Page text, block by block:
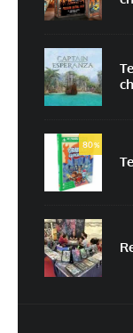
mon prochain
Prévenez-moi de tous
Prévenez-moi de tous
traitées
80%